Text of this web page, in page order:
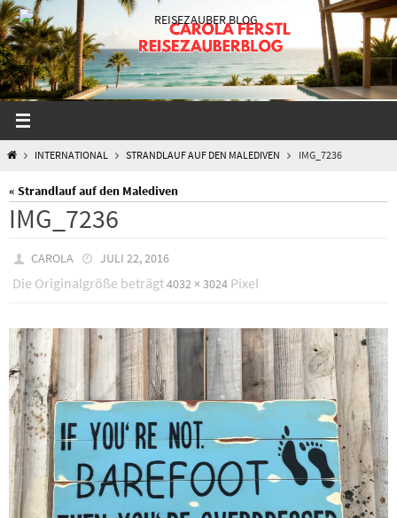
Zum
Inhalt
springen
STARTINTERNATIONAL STRANDLAUF AUF DEN MALEDIVEN IMG_7236
« Strandlauf auf den Malediven
IMG_7236
CAROLA JULI 22, 2016
Die Originalgröße beträgt4032 × 3024 Pixel